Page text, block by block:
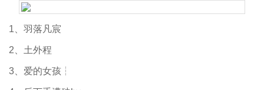
1、羽落凡宸
2、土外程
3、爱的女孩┆